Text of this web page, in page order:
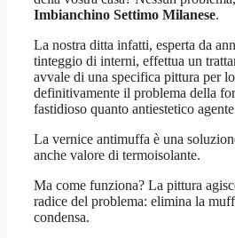
Imbianchino Settimo Milanese.
La nostra ditta infatti, esperta da
tinteggio di interni, effettua un
avvale di una specifica pittura per
definitivamente il problema della
fastidioso quanto antiestetico
La vernice antimuffa è una
anche valore di termoisolante.
Ma come funziona? La pittura
radice del problema: elimina la
condensa.